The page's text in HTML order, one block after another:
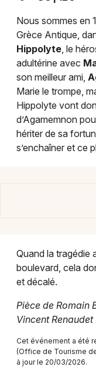
Foires & salons
Spectacles
Concerts
Sports
Soirées
Spectacles en
Spectacles
Newsletter des
Montpellier
Nantes
Nice
Paris
Strasbourg
Nous sommes en
Grèce Antique,
Hippolyte, le
adultérine avec
son meilleur ami,
Marie le trompe,
Hippolyte vont
d’Agamemnon
hériter de sa
s’enchaîner et ce
Quand la tragédie
boulevard, cela
et décalé.
Pièce de Romain
Vincent Renaudet
Cet événement a été
(Office de Tourisme
à jour le 20/03/2026.